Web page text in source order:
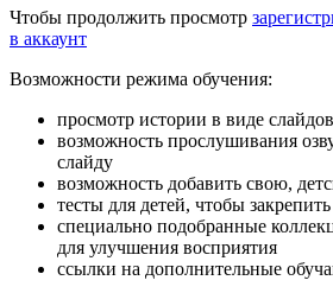
Чтобы продолжить просмотр
в аккаунт
Возможности режима обучения:
просмотр истории в виде слайдов
возможность прослушивания
слайду
возможность добавить свою,
тесты для детей, чтобы
специально подобранные
для улучшения восприятия
ссылки на дополнительные